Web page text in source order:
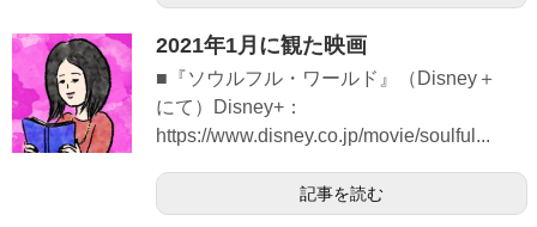
2021年1月に観た映画
■『ソウルフル・ワールド』（Disney＋
にて）Disney+：
https://www.disney.co.jp/movie/soulful...
記事を読む